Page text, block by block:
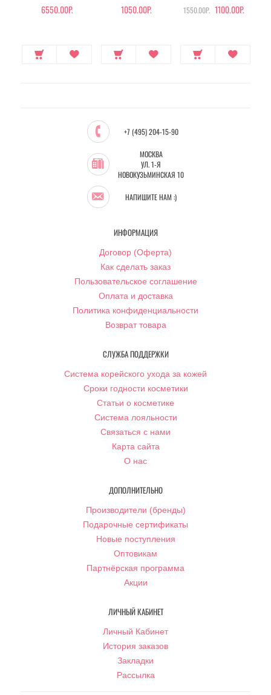
6550.00Р. 1050.00Р.
1550.00Р. 1100.00Р.
+7 (495) 204-15-90
МОСКВА
УЛ. 1-Я
НОВОКУЗЬМИНСКАЯ 10
НАПИШИТЕ НАМ :)
ИНФОРМАЦИЯ
Договор (Оферта)
Как сделать заказ
Пользовательское соглашение
Оплата и доставка
Политика конфиденциальности
Возврат товара
СЛУЖБА ПОДДЕРЖКИ
Система корейского ухода за кожей
Сроки годности косметики
Статьи о косметике
Система лояльности
Связаться с нами
Карта сайта
О нас
ДОПОЛНИТЕЛЬНО
Производители (бренды)
Подарочные сертификаты
Новые поступления
Оптовикам
Партнёрская программа
Акции
ЛИЧНЫЙ КАБИНЕТ
Личный Кабинет
История заказов
Закладки
Рассылка